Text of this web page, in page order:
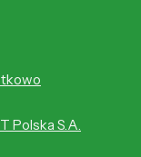
Polska S.A.